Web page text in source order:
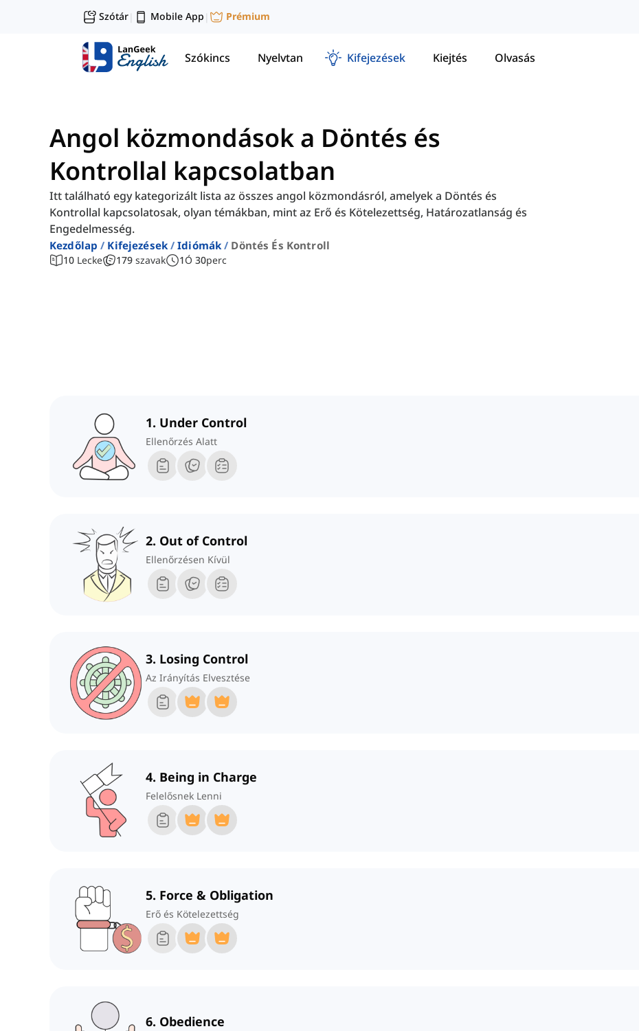
Szótár| Mobile App | Prémium
Szókincs Nyelvtan Kifejezések Kiejtés Olvasás
Angol közmondások a Döntés és
Kontrollal kapcsolatban
Itt található egy kategorizált lista az összes angol közmondásról, amelyek a Döntés és
Kontrollal kapcsolatosak, olyan témákban, mint az Erő és Kötelezettség, Határozatlanság és
Engedelmesség.
Kezdőlap Kifejezések Idiómák Döntés És Kontroll
10 Lecke 179 szavak 1Ó 30perc
1. Under Control
Ellenőrzés Alatt
2. Out of Control
Ellenőrzésen Kívül
3. Losing Control
Az Irányítás Elvesztése
4. Being in Charge
Felelősnek Lenni
5. Force & Obligation
Erő és Kötelezettség
6. Obedience